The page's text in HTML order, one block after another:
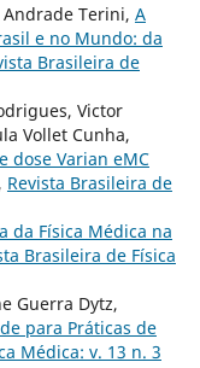
Terini, A
e no Mundo: da
Brasileira de
Victor
Vollet Cunha,
dose Varian eMC
, Revista Brasileira de
da Física Médica na
Brasileira de Física
Guerra Dytz,
para Práticas de
Médica: v. 13 n. 3